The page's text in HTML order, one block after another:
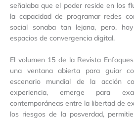
señalaba que el poder reside en los
la capacidad de programar redes
social sonaba tan lejana, pero,
espacios de convergencia digital.
El volumen 15 de la Revista
una ventana abierta para guiar
escenario mundial de la acción
experiencia, emerge para
contemporáneas entre la libertad de
los riesgos de la posverdad,